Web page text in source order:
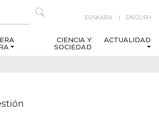
EUSKARA ENGLISH
CIENCIA Y
SOCIEDAD
ACTUALIDAD